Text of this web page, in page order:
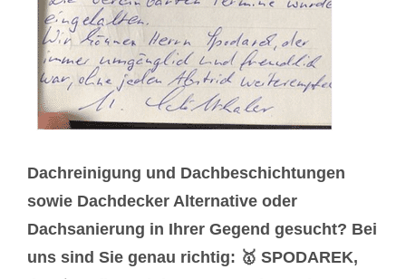
Dachreinigung und Dachbeschichtungen
sowie Dachdecker Alternative oder
Dachsanierung in Ihrer Gegend gesucht? Bei
uns sind Sie genau richtig: 🥇 SPODAREK,